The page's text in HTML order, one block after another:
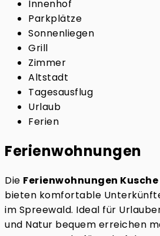
Innenhof
Parkplätze
Sonnenliegen
Grill
Zimmer
Altstadt
Tagesausflug
Urlaub
Ferien
Ferienwohnungen
Die Ferienwohnungen
bieten komfortable
im Spreewald. Ideal für
und Natur bequem erreichen